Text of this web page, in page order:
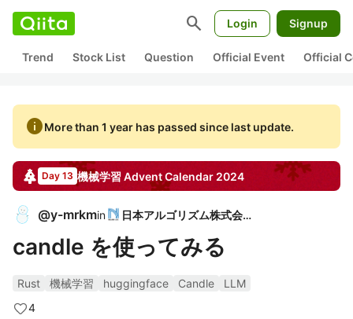
search Login Signup
Trend Stock List Question Official Event Official
infoMore than 1 year has passed since last update.
Day 13 機械学習Advent Calendar 2024
@y-mrkmin 日本アルゴリズム株式会社
candle を使ってみる
Rust 機械学習 huggingface Candle
LLM
4